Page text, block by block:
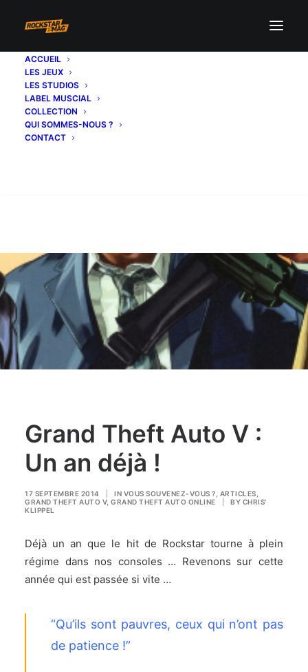
ACCUEIL
LES JEUX
LES STUDIOS
LABEL MUSCIAL
COLLECTION
QUI SOMMES-NOUS ?
CONTACT
Grand Theft Auto V :
Un an déjà !
17 SEPTEMBRE 2014 IN VOUS SOUVENEZ-VOUS ? ARTICLES
GRAND THEFT AUTO V, GRAND THEFT AUTO ONLINE BY CHRIS'
KLIPPEL
Déjà un an que le hit de Rockstar tourne à plein
régime dans nos consoles … Revenons sur cette
année qui est passée si vite …
“Qu’ils sont pauvres, ceux qui n’ont pas
de patience !”